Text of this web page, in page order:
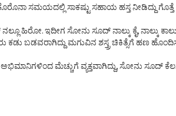
ಸಮಯದಲ್ಲಿ ಸಾಕಷ್ಟು ಸಹಾಯ ಹಸ್ತ ನೀಡಿದ್ದು
ಇದೀಗ ಸೋನು ಸೂದ್ ನಾಲ್ಕು ಕೈ, ನಾಲ್ಕು
ಕಡು ಬಡವರಾಗಿದ್ದು ಮಗುವಿನ ಶಸ್ತ್ರ ಚಿಕಿತ್ಸೆಗೆ ಹಣ
ಮೆಚ್ಚುಗೆ ವ್ಯಕ್ತವಾಗಿದ್ದು, ಸೋನು ಸೂದ್